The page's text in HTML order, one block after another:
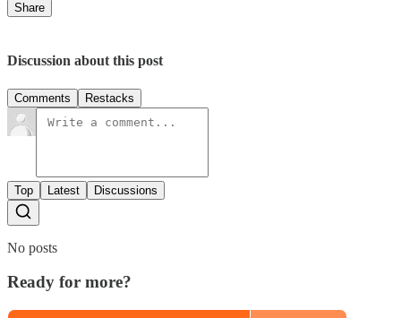
Share
Discussion about this post
Comments Restacks
Top Latest Discussions
No posts
Ready for more?